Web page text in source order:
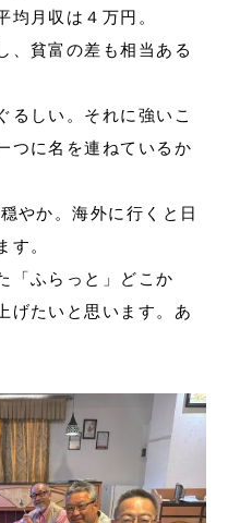
均月収は４万円。
、貧富の差も相当ある
るしい。それに強いこ
つに名を連ねているか
やか。海外に行くと日
す。
「ふらっと」どこか
げたいと思います。あ